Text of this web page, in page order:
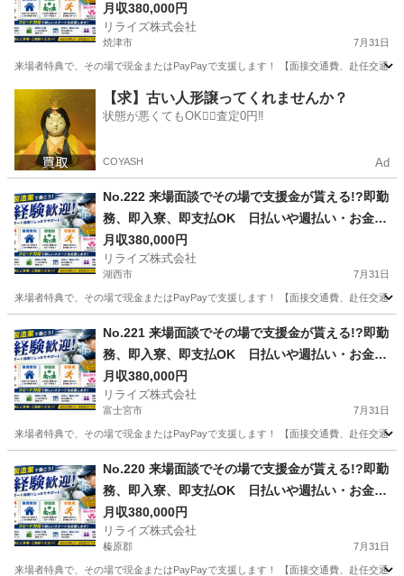
む場所に困ってる方必見の案件です！簡単な電子
部品の製造・加工のお仕事♪
月収380,000円
リライズ株式会社
焼津市 7月31日
来場者特典で、その場で現金またはPayPayで支援します！ 【面接交通費、赴任交通
その他 業務
【求】古い人形譲ってくれませんか？
状態が悪くてもOK🙆‍♀️査定0円‼️
COYASH Ad
No.222 来場面談でその場で支援金が貰える!?即勤
務、即入寮、即支払OK 日払いや週払い・お金住
む場所に困ってる方必見の案件です！簡単な電子
部品の製造・加工のお仕事♪
月収380,000円
リライズ株式会社
湖西市 7月31日
来場者特典で、その場で現金またはPayPayで支援します！ 【面接交通費、赴任交通
業務
No.221 来場面談でその場で支援金が貰える!?即勤
務、即入寮、即支払OK 日払いや週払い・お金住
む場所に困ってる方必見の案件です！簡単な電子
部品の製造・加工のお仕事♪
月収380,000円
リライズ株式会社
富士宮市 7月31日
来場者特典で、その場で現金またはPayPayで支援します！ 【面接交通費、赴任交通
業務
No.220 来場面談でその場で支援金が貰える!?即勤
務、即入寮、即支払OK 日払いや週払い・お金住
む場所に困ってる方必見の案件です！簡単な電子
部品の製造・加工のお仕事♪
月収380,000円
リライズ株式会社
榛原郡 7月31日
来場者特典で、その場で現金またはPayPayで支援します！ 【面接交通費、赴任交通